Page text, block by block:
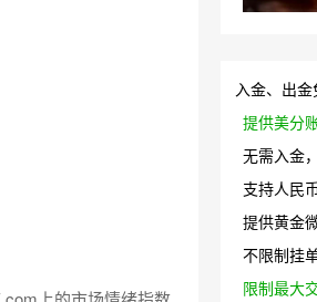
入金、出
提供美分
无需入金
支持人民
提供黄金
不限制挂
限制最大